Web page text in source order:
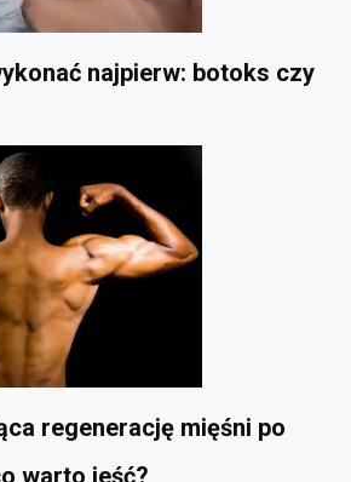
najpierw: botoks czy
regenerację mięśni po
warto jeść?